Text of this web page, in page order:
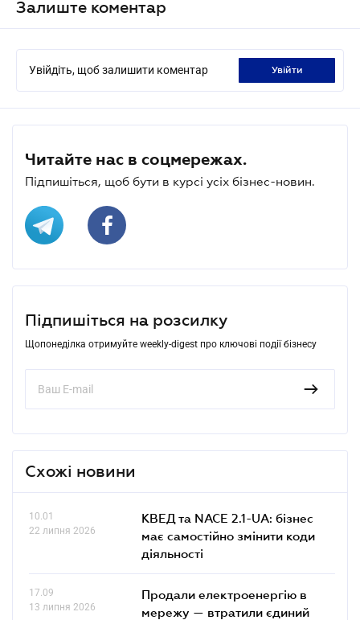
Залиште коментар
Увійдіть, щоб залишити коментар увійти
Читайте нас в соцмережах.
Підпишіться, щоб бути в курсі усіх бізнес-новин.
Підпишіться на розсилку
Щопонеділка отримуйте weekly-digest про ключові події бізнесу
Схожі новини
10.01
22 липня 2026
КВЕД та NACE 2.1-UA: бізнес
має самостійно змінити коди
діяльності
17.09
13 липня 2026
Продали електроенергію в
мережу — втратили єдиний